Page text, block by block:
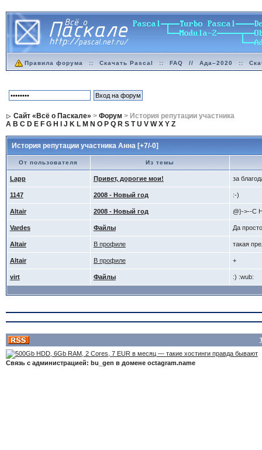
Правила форума :: Скачать Pascal :: FAQ // Ада–2020 ::
Сайт «Всё о Паскале» > Форум > История репутации участника
A B C D E F G H J K L M N O P Q R S T U V W X Y Z
История репутации участника Анна [+7/-0]
От пользователя Из темы
Lapp Привет, дорогие мои! за
1147 2008 - Новый год :-)
Altair 2008 - Новый год @}->--С
Vardes Файлы Да
Altair В профиле такая
Altair В профиле +
virt Файлы :) :wub:
Связь с администрацией: bu_gen в домене octagram.name